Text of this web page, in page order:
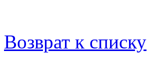
Возврат к списку